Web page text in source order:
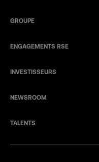
GROUPE
ENGAGEMENTS RSE
INVESTISSEURS
NEWSROOM
TALENTS